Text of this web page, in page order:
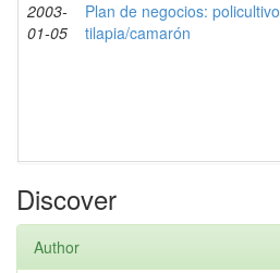
2003-
01-05
Plan de negocios: policultivo
tilapia/camarón
Discover
Author